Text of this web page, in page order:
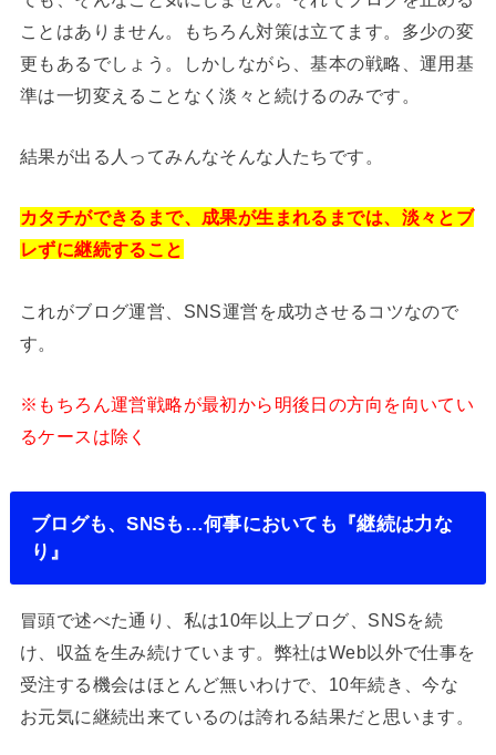
ことはありません。もちろん対策は立てます。多少の変
更もあるでしょう。しかしながら、基本の戦略、運用基
準は一切変えることなく淡々と続けるのみです。
結果が出る人ってみんなそんな人たちです。
カタチができるまで、成果が生まれるまでは、淡々とブ
レずに継続すること
これがブログ運営、SNS運営を成功させるコツなので
す。
※もちろん運営戦略が最初から明後日の方向を向いてい
るケースは除く
ブログも、SNSも…何事においても『継続は力な
り』
冒頭で述べた通り、私は10年以上ブログ、SNSを続
け、収益を生み続けています。弊社はWeb以外で仕事を
受注する機会はほとんど無いわけで、10年続き、今な
お元気に継続出来ているのは誇れる結果だと思います。